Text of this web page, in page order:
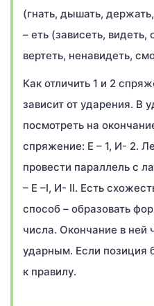
(гнать, дышать,
– еть (зависеть, видеть,
вертеть, ненавидеть,
Как отличить 1 и 2
зависит от ударения. В
посмотреть на
спряжение: Е – 1, И- 2.
провести параллель с
– Е –I, И- II. Есть
способ – образовать
числа. Окончание в ней
ударным. Если позиция
к правилу.